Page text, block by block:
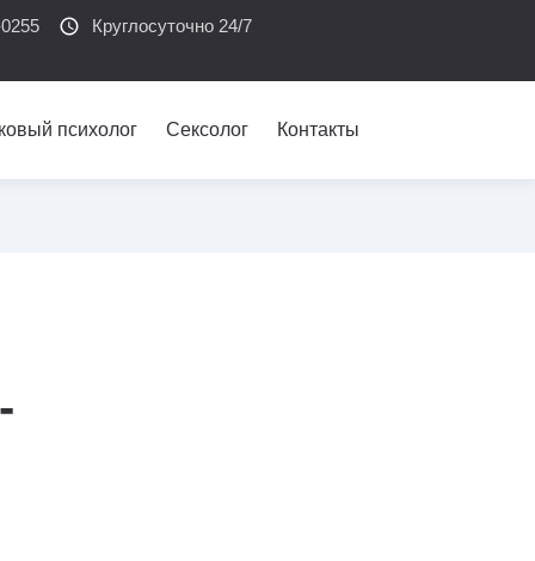
schedule Круглосуточно 24/7
психолог Сексолог Контакты